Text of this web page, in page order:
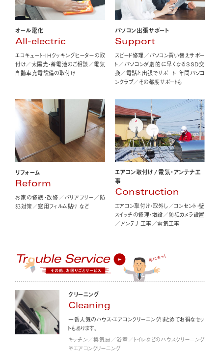
オール電化
All-electric
エコキュート・IHクッキングヒーターの取
付け／太陽光・蓄電池のご相談／電気
自動車充電設備の取付け
パソコン出張サポート
Support
スピード修理／パソコン買い替えサポー
ト／パソコンが劇的に早くなるSSD交
換／電話と出張でサポート 年間パソコ
ンクラブ／その都度サポートも
リフォーム
Reform
お家の修繕・改修／バリアフリー／防
犯対策／窓用フィルム貼り など
エアコン取付け/電気・アンテナ工
事
Construction
エアコン取付け・取外し／コンセント・壁
スイッチの修理・増設／防犯カメラ設置
／アンテナ工事／電気工事
クリーニング
Cleaning
一番人気のハウス・エアコンクリーニング！まとめてお得なセッ
トもあります。
キッチン／換気扇／浴室／トイレなどのハウスクリーニング
やエアコンクリーニング